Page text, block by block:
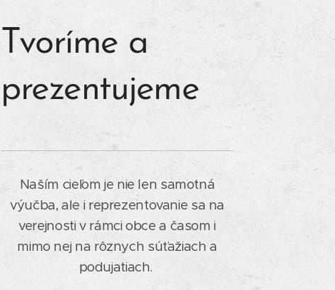
Tvoríme a
prezentujeme
Naším cieľom je nie len samotná
výučba, ale i reprezentovanie sa na
verejnosti v rámci obce a časom i
mimo nej na rôznych súťažiach a
podujatiach.